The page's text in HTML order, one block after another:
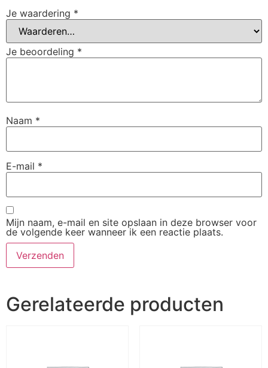
Je waardering *
Je beoordeling *
Naam *
E-mail *
Mijn naam, e-mail en site opslaan in deze browser voor
de volgende keer wanneer ik een reactie plaats.
Gerelateerde producten